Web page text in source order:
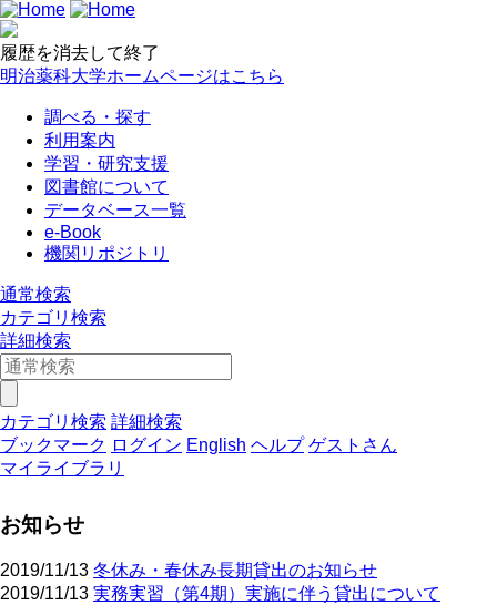
履歴を消去して終了
明治薬科大学ホームページはこちら
調べる・探す
利用案内
学習・研究支援
図書館について
データベース一覧
e-Book
機関リポジトリ
通常検索
カテゴリ検索
詳細検索
カテゴリ検索 詳細検索
ブックマーク ログイン English ヘルプ ゲストさん
マイライブラリ
お知らせ
2019/11/13 冬休み・春休み長期貸出のお知らせ
2019/11/13 実務実習（第4期）実施に伴う貸出について